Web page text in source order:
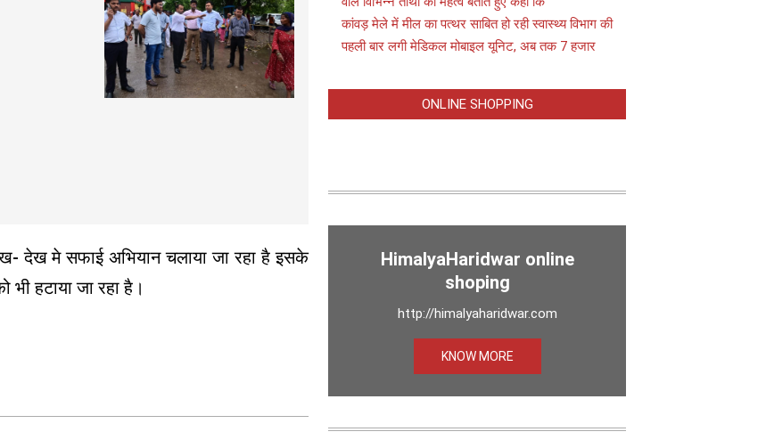
देख मे सफाई अभियान चलाया जा रहा है इसके
हटाया जा रहा है।
कांवड़ मेले में मील का पत्थर साबित हो रही स्वास्थ्य विभाग की
पहली बार लगी मेडिकल मोबाइल यूनिट, अब तक 7 हजार
ONLINE SHOPPING
HimalyaHaridwar online
shoping
http://himalyaharidwar.com
KNOW MORE